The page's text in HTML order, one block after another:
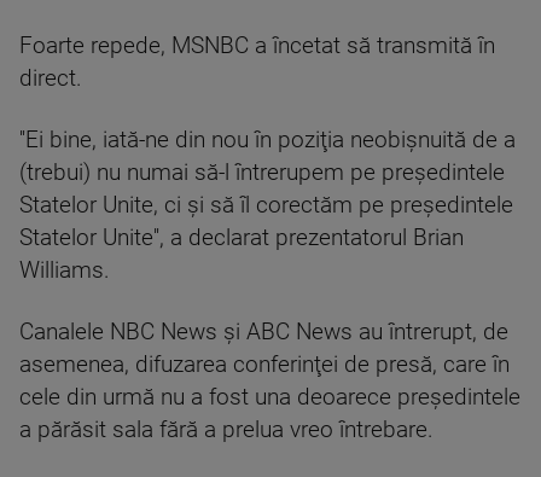
Foarte repede, MSNBC a încetat să transmită în
direct.
''Ei bine, iată-ne din nou în poziţia neobişnuită de a
(trebui) nu numai să-l întrerupem pe preşedintele
Statelor Unite, ci şi să îl corectăm pe preşedintele
Statelor Unite'', a declarat prezentatorul Brian
Williams.
Canalele NBC News şi ABC News au întrerupt, de
asemenea, difuzarea conferinţei de presă, care în
cele din urmă nu a fost una deoarece preşedintele
a părăsit sala fără a prelua vreo întrebare.